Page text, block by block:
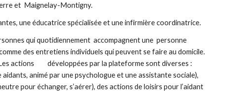
et Maignelay-Montigny.
une éducatrice spécialisée et une infirmière coordinatrice.
qui quotidiennement accompagnent une personne
des entretiens individuels qui peuvent se faire au domicile.
actions
développées par la plateforme sont diverses :
animé par une psychologue et une assistante sociale),
pour échanger, s’aérer), des actions de loisirs pour l’aidant